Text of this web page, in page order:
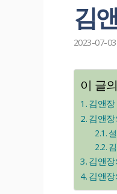
김
2023-07-03
이 글
김앤
김앤
김앤
김앤